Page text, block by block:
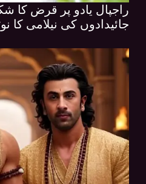
راجپال یادو پر قرض کا
جائیدادوں کی نیلامی کا